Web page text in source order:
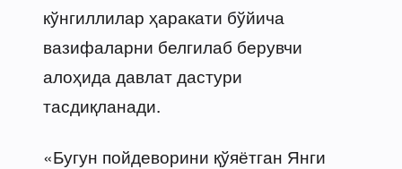
кўнгиллилар ҳаракати бўйича
вазифаларни белгилаб берувчи
алоҳида давлат дастури
тасдиқланади.
«Бугун пойдеворини қўяётган Янги